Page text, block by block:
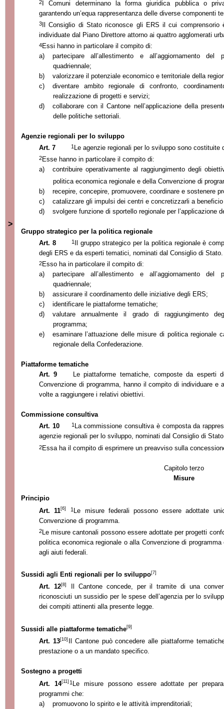
>
2
I Comuni determinano la forma giuridica pubblica o
garantendo un’equa rappresentanza delle diverse componenti
3Il Consiglio di Stato riconosce gli ERS il cui comprensorio
individuate dal Piano Direttore attorno ai quattro agglomerati
4Essi hanno in particolare il compito di:
a)
partecipare all’allestimento e all’aggiornamento del
quadriennale;
b)
valorizzare il potenziale economico e territoriale della
c)
diventare ambito regionale di confronto,
realizzazione di progetti e servizi;
d)
collaborare con il Cantone nell’applicazione della
delle politiche settoriali.
Agenzie regionali per lo sviluppo
Art. 7
1 Le agenzie regionali per lo sviluppo sono costituite
2Esse hanno in particolare il compito di:
a)
contribuire operativamente al raggiungimento degli
politica economica regionale e della Convenzione di
b)
recepire, concepire, promuovere, coordinare e sostenere
c)
catalizzare gli impulsi dei centri e concretizzarli a
d)
svolgere funzione di sportello regionale per l’applicazione
Gruppo strategico per la politica regionale
Art. 8
1Il gruppo strategico per la politica regionale è
degli ERS e da esperti tematici, nominati dal Consiglio di Stato.
2Esso ha in particolare il compito di:
a)
partecipare all’allestimento e all’aggiornamento del
quadriennale;
b)
assicurare il coordinamento delle iniziative degli ERS;
c)
identificare le piattaforme tematiche;
d)
valutare annualmente il grado di raggiungimento
programma;
e)
esaminare l’attuazione delle misure di politica regionale
regionale della Confederazione.
Piattaforme tematiche
Art. 9
Le piattaforme tematiche, composte da esperti
Convenzione di programma, hanno il compito di individuare e
volte a raggiungere i relativi obiettivi.
Commissione consultiva
Art. 10
1 La commissione consultiva è composta da
agenzie regionali per lo sviluppo, nominati dal Consiglio di
2Essa ha il compito di esprimere un preavviso sulla
Capitolo terzo
Misure
Principio
Art. 11[6] 1
Le misure federali possono essere adottate
Convenzione di programma.
2Le misure cantonali possono essere adottate per progetti
politica economica regionale o alla Convenzione di
agli aiuti federali.
Sussidi agli Enti regionali per lo sviluppo[7]
Art. 12[8]
Il Cantone concede, per il tramite di una
riconosciuti un sussidio per le spese dell’agenzia per lo
dei compiti attinenti alla presente legge.
Sussidi alle piattaforme tematiche[9]
Art. 13[10]
Il Cantone può concedere alle piattaforme
prestazione o a un mandato specifico.
Sostegno a progetti
Art. 14[11] 1 Le misure possono essere adottate per
programmi che:
a)
promuovono lo spirito e le attività imprenditoriali;